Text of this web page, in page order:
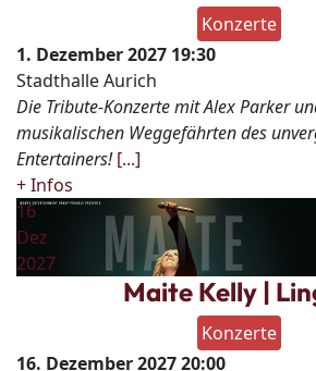
Konzerte
1. Dezember 2027 19:30
Stadthalle Aurich
Die Tribute-Konzerte mit Alex Parker
musikalischen Weggefährten des
Entertainers! [...]
+ Infos
16
Dez
2027
Maite Kelly |
Konzerte
16. Dezember 202720:00